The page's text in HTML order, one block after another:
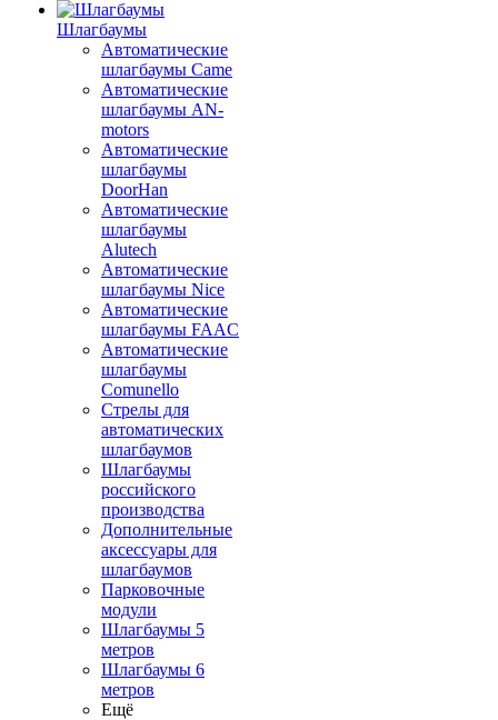
Шлагбаумы
Автоматические
шлагбаумы Came
Автоматические
шлагбаумы AN-
motors
Автоматические
шлагбаумы
DoorHan
Автоматические
шлагбаумы
Alutech
Автоматические
шлагбаумы Nice
Автоматические
шлагбаумы FAAC
Автоматические
шлагбаумы
Comunello
Стрелы для
автоматических
шлагбаумов
Шлагбаумы
российского
производства
Дополнительные
аксессуары для
шлагбаумов
Парковочные
модули
Шлагбаумы 5
метров
Шлагбаумы 6
метров
Ещё